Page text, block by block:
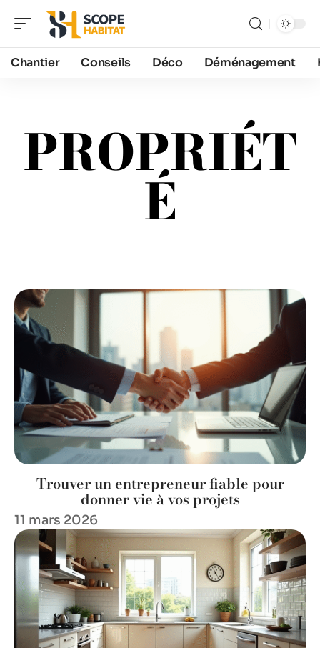
Chantier Conseils Déco Déménagement
PROPRIÉT
É
Trouver un entrepreneur fiable pour
donner vie à vos projets
11 mars 2026